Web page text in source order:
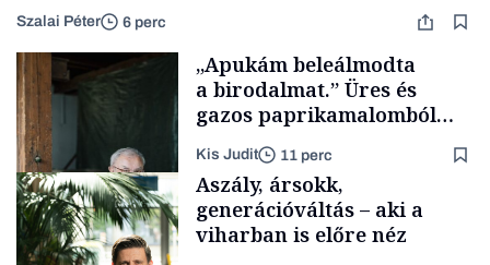
Szalai Péter 6 perc
„Apukám beleálmodta
a birodalmat.” Üres és
gazos paprikamalomból
lett az igazi családi
fűszersztori
Kis Judit 11 perc
Aszály, ársokk,
generációváltás – aki a
viharban is előre néz